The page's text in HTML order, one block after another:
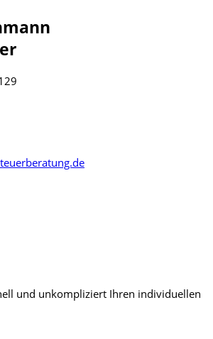
und unkompliziert Ihren individuellen